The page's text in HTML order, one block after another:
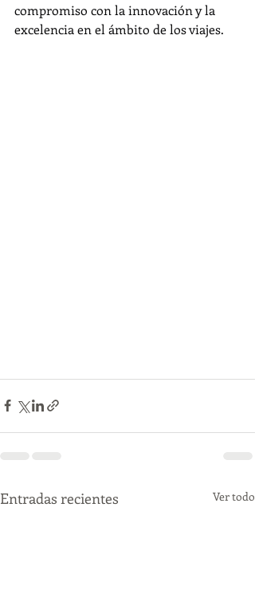
compromiso con la innovación y la
excelencia en el ámbito de los viajes.
Entradas recientes Ver todo